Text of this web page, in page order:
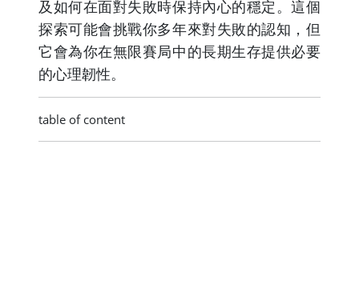
及如何在面對失敗時保持內心的穩定。這個
探索可能會挑戰你多年來對失敗的認知，但
它會為你在無限賽局中的長期生存提供必要
的心理韌性。
table of content